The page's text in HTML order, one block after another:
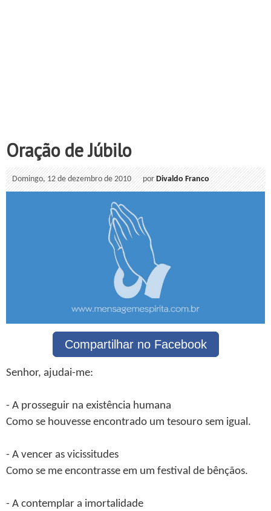
Oração de Júbilo
Domingo, 12 de dezembro de 2010 porDivaldo Franco
Compartilhar no Facebook
Senhor, ajudai-me:
- A prosseguir na existência humana
Como se houvesse encontrado um tesouro sem igual.
- A vencer as vicissitudes
Como se me encontrasse em um festival de bênçãos.
- A contemplar a imortalidade